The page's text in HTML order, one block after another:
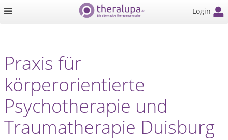
Login
Praxis für
körperorientierte
Psychotherapie und
Traumatherapie Duisburg